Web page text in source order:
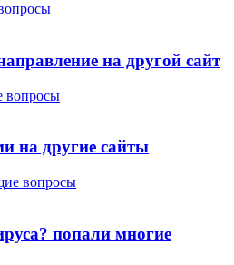
на другой сайт
вопросы
на другие сайты
вопросы
попали многие